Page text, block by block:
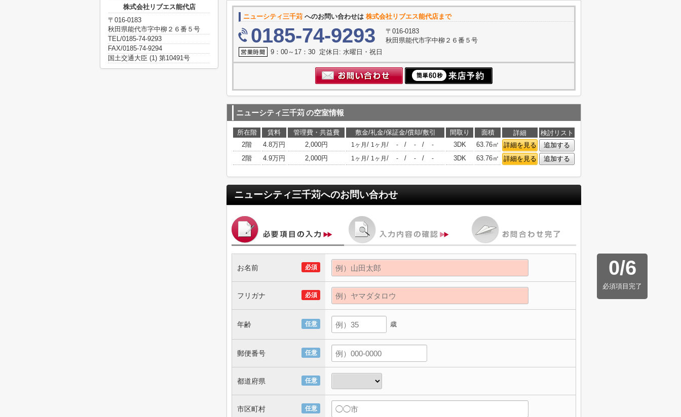
ニューシティ三千苅 へのお問い合わせは 株式会社リブエス能代店まで
0185-74-9293
〒016-0183
秋田県能代市字中柳２６番５号
9：00～17：30 定休日: 水曜日・祝日
ニューシティ三千苅の空室情報
所在階 賃料 管理費・共益費 敷金/礼金/保証金/償却/敷引 間取り 面積 詳細
検討リスト
2階
4.8万円 2,000円 1ヶ月 / 1ヶ月 / - / - / - 3DK 63.76㎡ 詳細を見る
追加する
2階
4.9万円 2,000円 1ヶ月 / 1ヶ月 / - / - / - 3DK 63.76㎡ 詳細を見る 追加する
ニューシティ三千苅へのお問い合わせ
0/6
必須項目完了
必須
お名前
必須
フリガナ
任意
年齢 歳
任意
郵便番号
任意
都道府県
任意
市区町村
株式会社リブエス能代店
〒016-0183
秋田県能代市字中柳２６番５号
TEL/0185-74-9293
FAX/0185-74-9294
国土交通大臣 (1) 第10491号